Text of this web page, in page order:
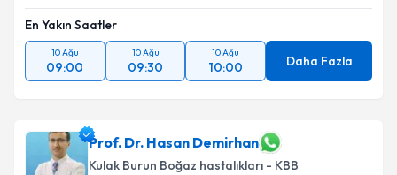
Metni'ni okudum ve kişisel verilerimin belirtilen
kapsamda işlenmesini kabul ediyorum.
Takvim Talebini Gönder
En Yakın Saatler
10 Ağu
09:00
10 Ağu
09:30
10 Ağu
10:00 Daha Fazla
Prof. Dr. Hasan Demirhan
Kulak Burun Boğaz hastalıkları - KBB